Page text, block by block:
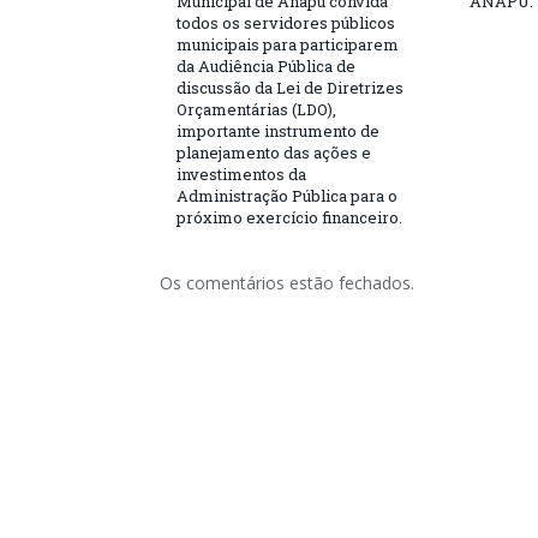
todos os servidores públicos
municipais para participarem
da Audiência Pública de
discussão da Lei de Diretrizes
Orçamentárias (LDO),
importante instrumento de
planejamento das ações e
investimentos da
Administração Pública para o
próximo exercício financeiro.
Os comentários estão fechados.